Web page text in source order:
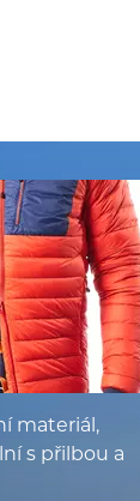
materiál,
s přilbou a